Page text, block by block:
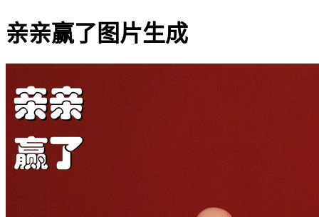
亲亲赢了图片生成